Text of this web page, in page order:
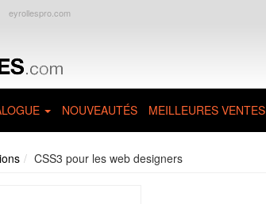
eyrollespro.com
NOUVEAUTÉS MEILLEURES VENTES
CSS3 pour les web designers